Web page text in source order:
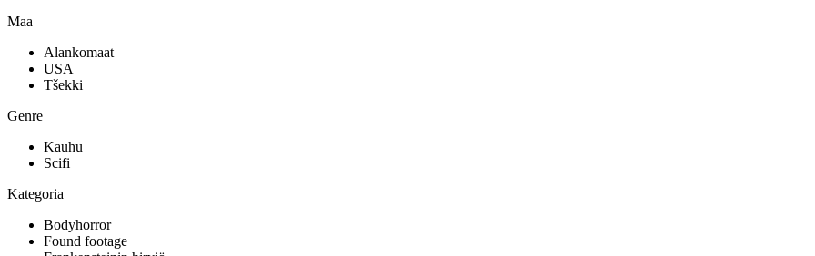
Maa
Alankomaat
USA
Tšekki
Genre
Kauhu
Scifi
Kategoria
Bodyhorror
Found footage